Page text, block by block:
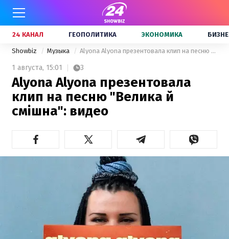
24 КАНАЛ ГЕОПОЛИТИКА ЭКОНОМИКА
Showbiz Музыка Alyona Alyona презентовала клип на песню "Велика й смішна": видео
1 августа, 15:01 3
Alyona Alyona презентовала
клип на песню "Велика й
смішна": видео